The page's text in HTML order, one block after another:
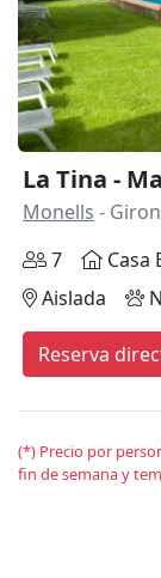
La Tina -
Monells -
7
Casa
Aislada
Reserva
(*) Precio por
fin de semana y